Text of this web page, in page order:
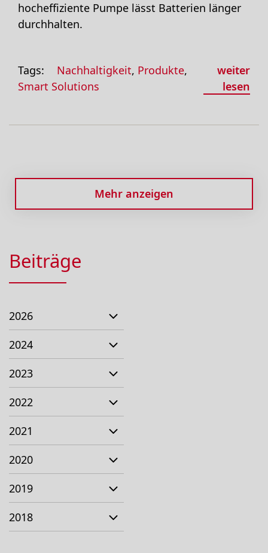
hocheffiziente Pumpe lässt Batterien länger
durchhalten.
Tags: Nachhaltigkeit, Produkte,
Smart Solutions
weiter
lesen
Mehr anzeigen
Beiträge
2026
2024
2023
2022
2021
2020
2019
2018